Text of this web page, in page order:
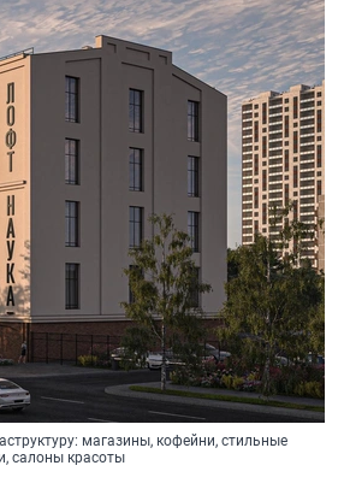
магазины, кофейни, стильные
салоны красоты